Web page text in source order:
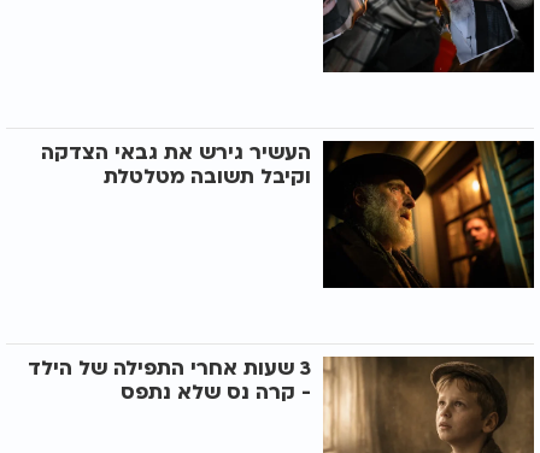
העשיר גירש את גבאי הצדקה
וקיבל תשובה מטלטלת
3 שעות אחרי התפילה של הילד
- קרה נס שלא נתפס